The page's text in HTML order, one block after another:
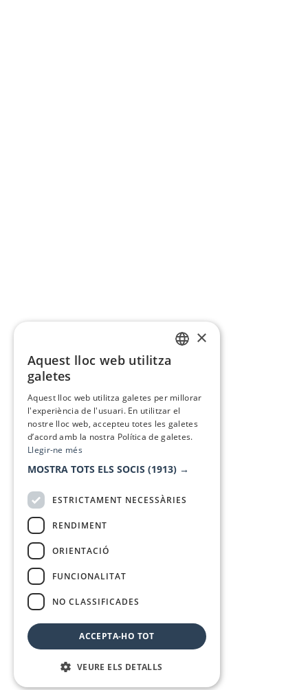
×
Aquest lloc web utilitza
galetes
Aquest lloc web utilitza galetes per millorar
l'experiència de l'usuari. En utilitzar el
nostre lloc web, accepteu totes les galetes
d’acord amb la nostra Política de galetes.
Llegir-ne més
MOSTRA TOTS ELS SOCIS (1913) →
ESTRICTAMENT NECESSÀRIES
RENDIMENT
ORIENTACIÓ
FUNCIONALITAT
NO CLASSIFICADES
ACCEPTA-HO TOT
VEURE ELS DETALLS